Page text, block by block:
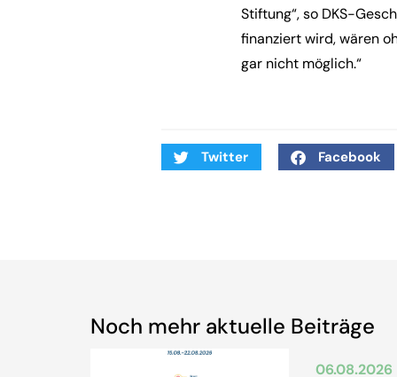
Stiftung“, so DKS-
finanziert wird, wären
gar nicht möglich.“
Twitter Facebook
Noch mehr aktuelle Beiträge
06.08.2026